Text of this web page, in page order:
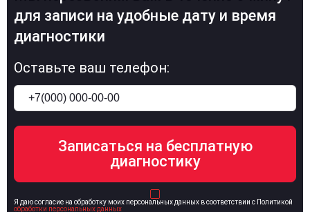
для записи на удобные дату и время
диагностики
Оставьте ваш телефон:
Я даю согласие на обработку моих персональных данных в соответствии с Политикой
обработки персональных данных